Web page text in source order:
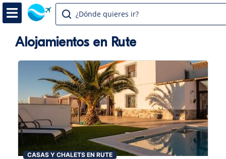
¿Dónde quieres ir?
Alojamientos en Rute
CASAS Y CHALETS EN RUTE